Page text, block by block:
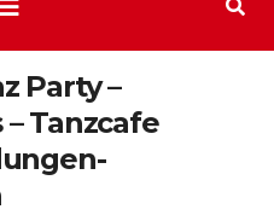
Party –
Tanzcafe